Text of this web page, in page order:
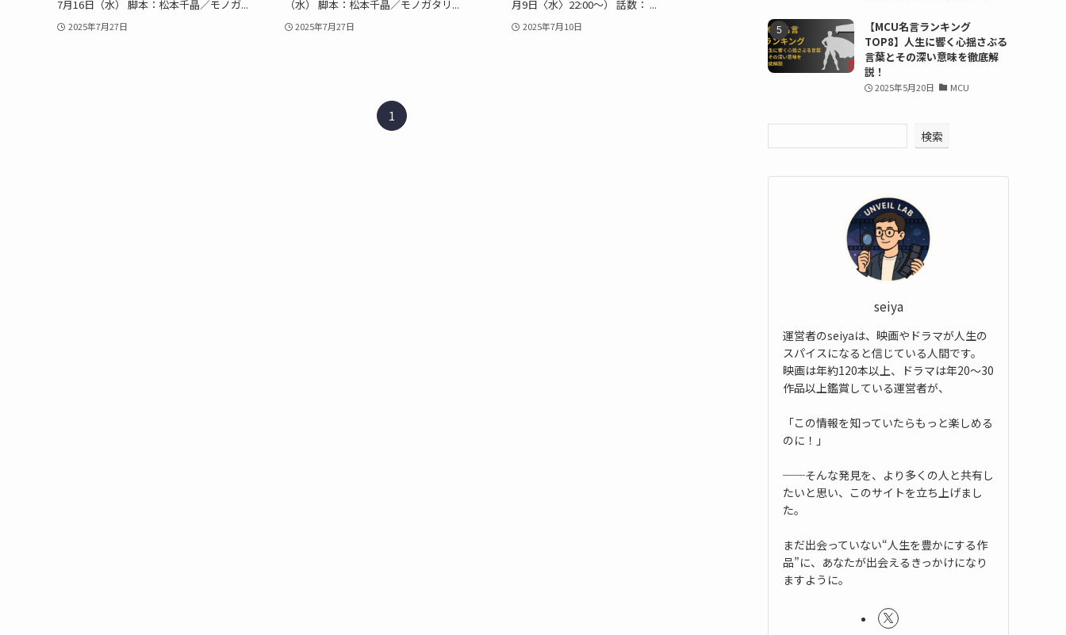
7月16日（水） 脚本：松本千晶／モノガ...
2025年7月27日
（水） 脚本：松本千晶／モノガタリ...
2025年7月27日
月9日〈水〉22:00～） 話数： ...
2025年7月10日
1
【MCU名言ランキング
TOP8】人生に響く心揺さぶる
言葉とその深い意味を徹底解
説！
2025年5月20日 MCU
検索
seiya
運営者のseiyaは、映画やドラマが人生の
スパイスになると信じている人間です。
映画は年約120本以上、ドラマは年20〜30
作品以上鑑賞している運営者が、
「この情報を知っていたらもっと楽しめる
のに！」
──そんな発見を、より多くの人と共有し
たいと思い、このサイトを立ち上げまし
た。
まだ出会っていない“人生を豊かにする作
品”に、あなたが出会えるきっかけになり
ますように。